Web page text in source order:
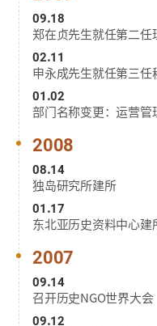
09.18
郑在贞先生就任第二任
02.11
申永成先生就任第三任
01.02
部门名称变更：运营管
2008
08.14
独岛研究所建所
01.17
东北亚历史资料中心建
2007
09.14
召开历史NGO世界大会
09.12